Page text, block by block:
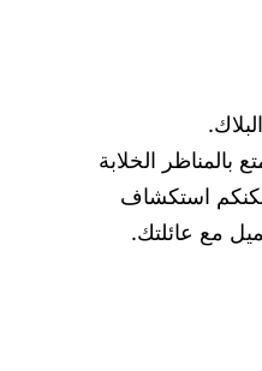
الخلابة
استكشاف
مع عائلتك.